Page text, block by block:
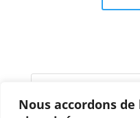
Nous accordons